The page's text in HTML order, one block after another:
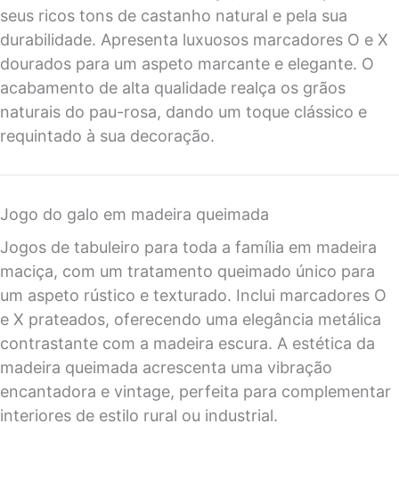
seus ricos tons de castanho natural e pela sua
durabilidade. Apresenta luxuosos marcadores O e X
dourados para um aspeto marcante e elegante. O
acabamento de alta qualidade realça os grãos
naturais do pau-rosa, dando um toque clássico e
requintado à sua decoração.
Jogo do galo em madeira queimada
Jogos de tabuleiro para toda a família em madeira
maciça, com um tratamento queimado único para
um aspeto rústico e texturado. Inclui marcadores O
e X prateados, oferecendo uma elegância metálica
contrastante com a madeira escura. A estética da
madeira queimada acrescenta uma vibração
encantadora e vintage, perfeita para complementar
interiores de estilo rural ou industrial.